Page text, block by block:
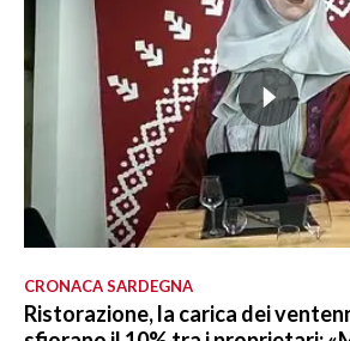
CRONACA SARDEGNA
Ristorazione, la carica dei